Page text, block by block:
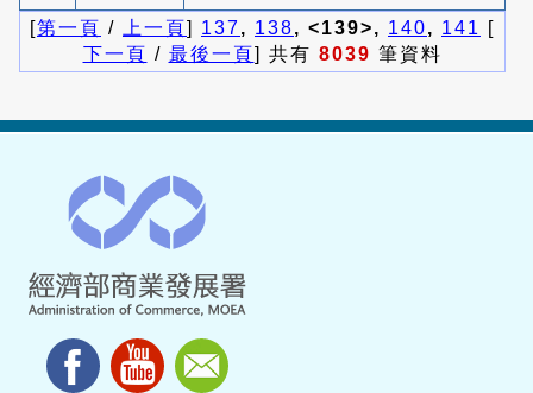
[第一頁 / 上一頁] 137, 138, <139>, 140, 141
[
下一頁 / 最後一頁] 共有 8039 筆資料